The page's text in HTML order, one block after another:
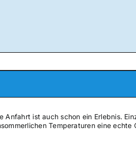
Anfahrt ist auch schon ein Erlebnis.
Temperaturen eine echte